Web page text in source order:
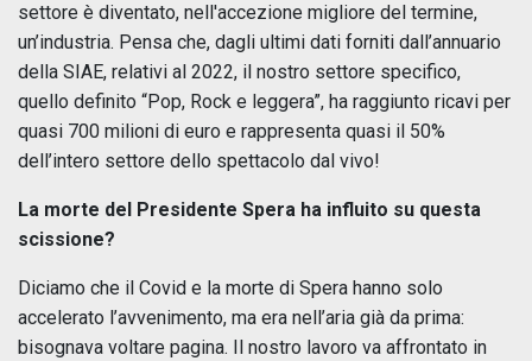
settore è diventato, nell'accezione migliore del termine,
un’industria. Pensa che, dagli ultimi dati forniti dall’annuario
della SIAE, relativi al 2022, il nostro settore specifico,
quello definito “Pop, Rock e leggera”, ha raggiunto ricavi per
quasi 700 milioni di euro e rappresenta quasi il 50%
dell’intero settore dello spettacolo dal vivo!
La morte del Presidente Spera ha influito su questa
scissione?
Diciamo che il Covid e la morte di Spera hanno solo
accelerato l’avvenimento, ma era nell’aria già da prima:
bisognava voltare pagina. Il nostro lavoro va affrontato in